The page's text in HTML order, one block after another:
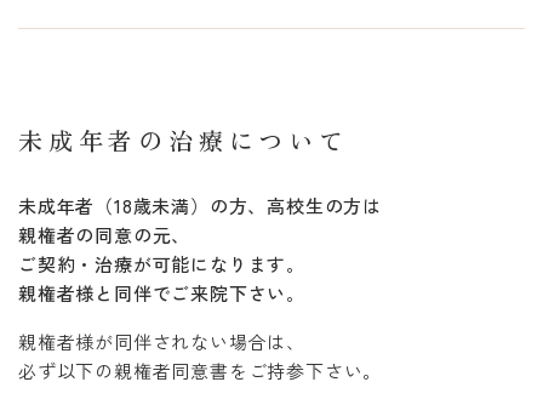
未成年者の治療について
未成年者（18歳未満）の方、高校生の方は
親権者の同意の元、
ご契約・治療が可能になります。
親権者様と同伴でご来院下さい。
親権者様が同伴されない場合は、
必ず以下の親権者同意書をご持参下さい。